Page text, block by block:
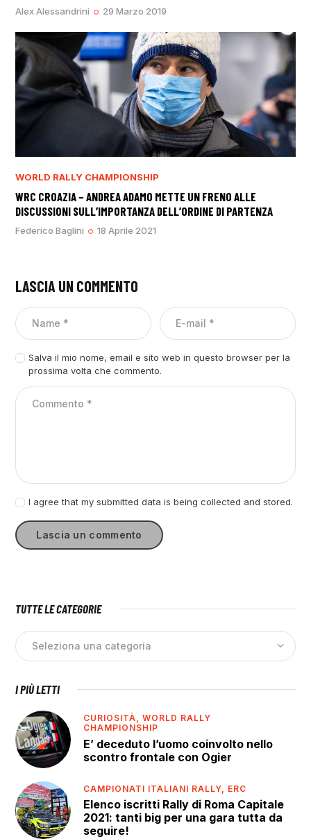
Alex Alessandrini 29 Marzo 2019
WORLD RALLY CHAMPIONSHIP
WRC CROAZIA – ANDREA ADAMO METTE UN FRENO ALLE
DISCUSSIONI SULL’IMPORTANZA DELL’ORDINE DI PARTENZA
Federico Baglini 18 Aprile 2021
LASCIA UN COMMENTO
Salva il mio nome, email e sito web in questo browser per la
prossima volta che commento.
I agree that my submitted data is being collected and stored.
TUTTE LE CATEGORIE
I PIÙ LETTI
CURIOSITÀ,WORLD RALLY
CHAMPIONSHIP
E’ deceduto l’uomo coinvolto nello
scontro frontale con Ogier
CAMPIONATI ITALIANI RALLY, ERC
Elenco iscritti Rally di Roma Capitale
2021: tanti big per una gara tutta da
seguire!